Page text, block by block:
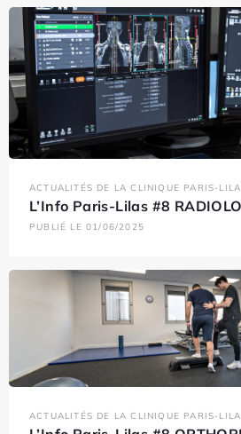
ACTUALITÉS DE LA CLINIQUE PARIS-
L’Info Paris-Lilas #8
PUBLIÉ LE 01/06/2025
ACTUALITÉS DE LA CLINIQUE PARIS-